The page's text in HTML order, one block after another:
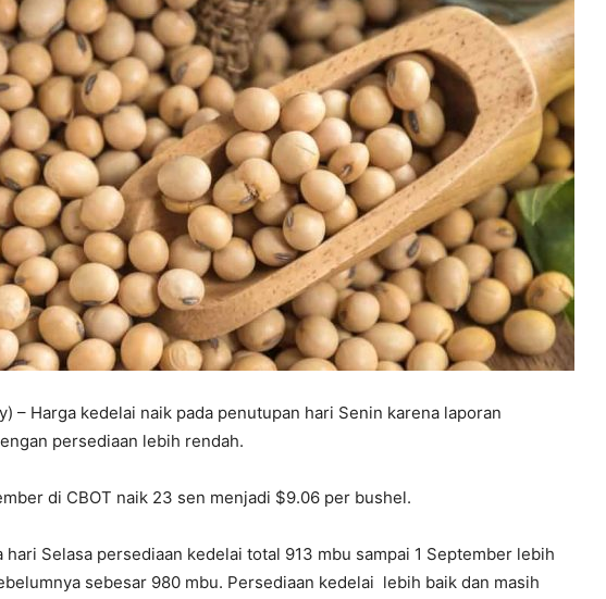
– Harga kedelai naik pada penutupan hari Senin karena laporan
persediaan lebih rendah.
di CBOT naik 23 sen menjadi $9.06 per bushel.
hari Selasa persediaan kedelai total 913 mbu sampai 1 September lebih
sebesar 980 mbu. Persediaan kedelai lebih baik dan masih